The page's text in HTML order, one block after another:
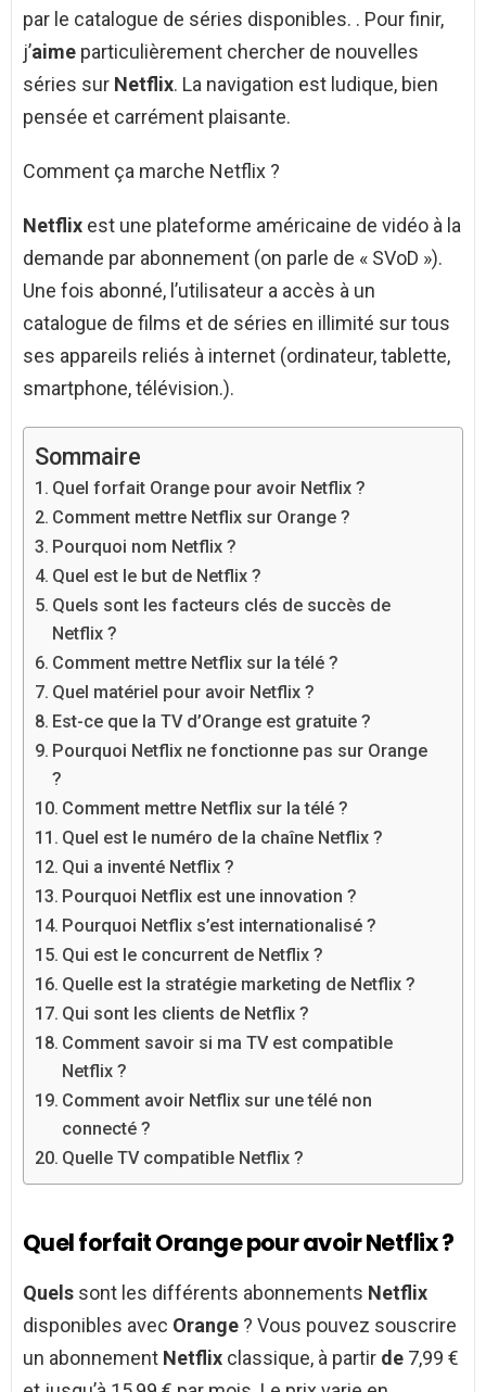
par le catalogue de séries disponibles. . Pour finir,
j’aime particulièrement chercher de nouvelles
séries sur Netflix. La navigation est ludique, bien
pensée et carrément plaisante.
Comment ça marche Netflix ?
Netflix est une plateforme américaine de vidéo à la
demande par abonnement (on parle de « SVoD »).
Une fois abonné, l’utilisateur a accès à un
catalogue de films et de séries en illimité sur tous
ses appareils reliés à internet (ordinateur, tablette,
smartphone, télévision.).
Sommaire
Quel forfait Orange pour avoir Netflix ?
Comment mettre Netflix sur Orange ?
Pourquoi nom Netflix ?
Quel est le but de Netflix ?
Quels sont les facteurs clés de succès de
Netflix ?
Comment mettre Netflix sur la télé ?
Quel matériel pour avoir Netflix ?
Est-ce que la TV d’Orange est gratuite ?
Pourquoi Netflix ne fonctionne pas sur Orange
?
Comment mettre Netflix sur la télé ?
Quel est le numéro de la chaîne Netflix ?
Qui a inventé Netflix ?
Pourquoi Netflix est une innovation ?
Pourquoi Netflix s’est internationalisé ?
Qui est le concurrent de Netflix ?
Quelle est la stratégie marketing de Netflix ?
Qui sont les clients de Netflix ?
Comment savoir si ma TV est compatible
Netflix ?
Comment avoir Netflix sur une télé non
connecté ?
Quelle TV compatible Netflix ?
Quel forfait Orange pour avoir Netflix ?
Quels sont les différents abonnements Netflix
disponibles avec Orange ? Vous pouvez souscrire
un abonnement Netflix classique, à partir de 7,99 €